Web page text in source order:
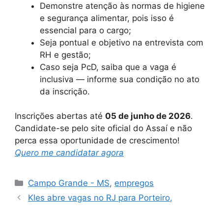
Demonstre atenção às normas de higiene
e segurança alimentar, pois isso é
essencial para o cargo;
Seja pontual e objetivo na entrevista com
RH e gestão;
Caso seja PcD, saiba que a vaga é
inclusiva — informe sua condição no ato
da inscrição.
Inscrições abertas até 05 de junho de 2026.
Candidate-se pelo site oficial do Assaí e não
perca essa oportunidade de crescimento!
Quero me candidatar agora
Categories
Campo Grande - MS, empregos
Kles abre vagas no RJ para Porteiro,